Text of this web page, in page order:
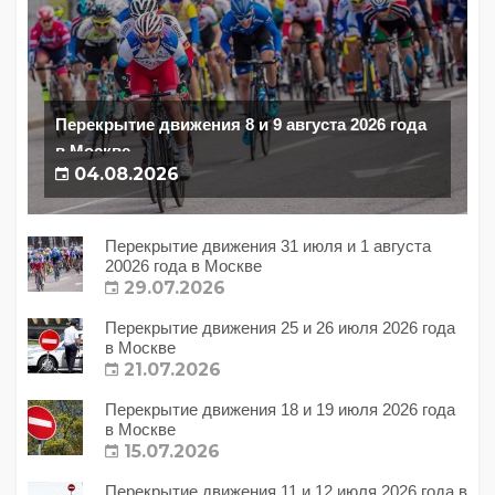
Перекрытие движения 8 и 9 августа 2026 года
в Москве
04.08.2026
Перекрытие движения 31 июля и 1 августа
20026 года в Москве
29.07.2026
Перекрытие движения 25 и 26 июля 2026 года
в Москве
21.07.2026
Перекрытие движения 18 и 19 июля 2026 года
в Москве
15.07.2026